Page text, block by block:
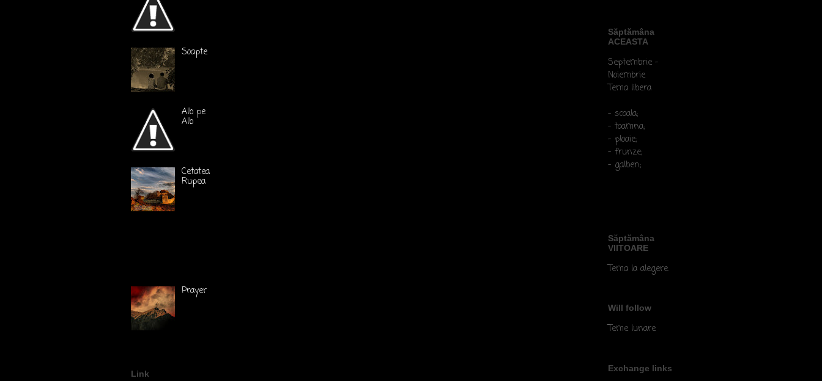
Soapte
Alb pe
Alb
Cetatea
Rupea
Prayer
Link
Săptămâna
ACEASTA
Septembrie -
Noiembrie
Tema libera
- scoala;
- toamna;
- ploaie;
- frunze;
- galben;
Săptămâna
VIITOARE
Tema la alegere.
Will follow
Teme lunare
Exchange links